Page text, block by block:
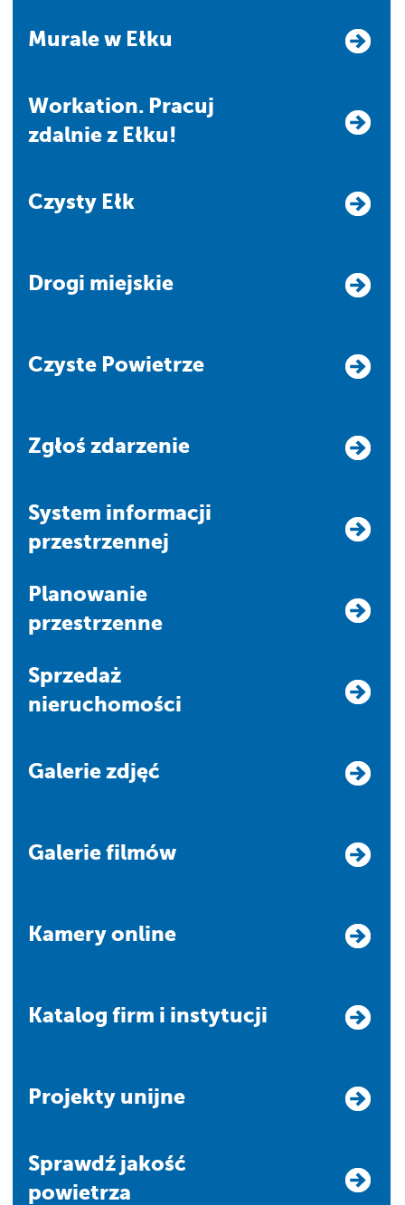
Murale w Ełku
Workation. Pracuj
zdalnie z Ełku!
Czysty Ełk
Drogi miejskie
Czyste Powietrze
Zgłoś zdarzenie
system informacji
przestrzennej
Planowanie
przestrzenne
Sprzedaż
nieruchomości
Galerie zdjęć
Galerie filmów
Kamery online
Katalog firm i instytucji
Projekty unijne
Sprawdź jakość
powietrza